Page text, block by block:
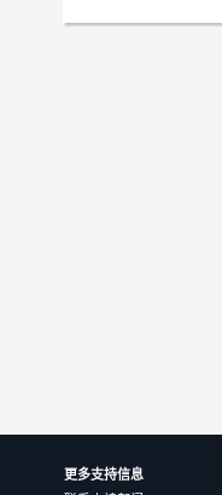
更多支持信息